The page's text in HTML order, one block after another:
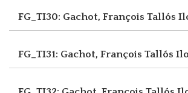
FG_TI30: Gachot, François Tallós
FG_TI31: Gachot, François Tallós